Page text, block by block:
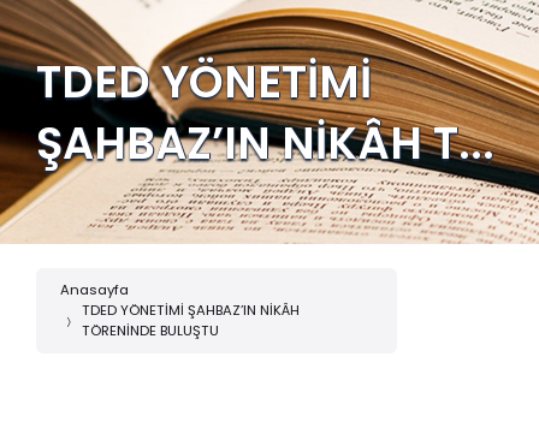
TDED YÖNETİMİ
ŞAHBAZ’IN NİKÂH T...
Anasayfa
TDED YÖNETİMİ ŞAHBAZ’IN NİKÂH
TÖRENİNDE BULUŞTU